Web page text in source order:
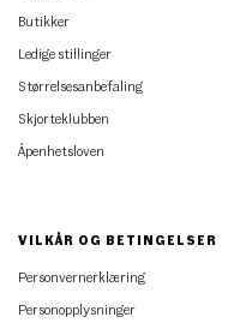
Butikker
Ledige stillinger
Størrelsesanbefaling
Skjorteklubben
Åpenhetsloven
VILKÅR OG BETINGELSER
Personvernerklæring
Personopplysninger